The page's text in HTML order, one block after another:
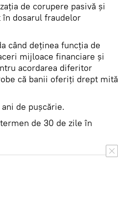
de corupere pasivă şi
dosarul fraudelor
când deţinea funcţia de
mijloace financiare şi
acordarea diferitor
că banii oferiţi drept mită
de puşcărie.
de 30 de zile în